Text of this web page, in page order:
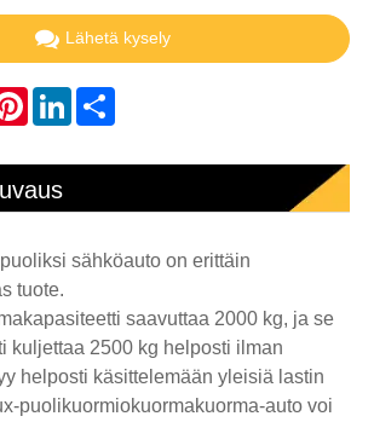
Lähetä kysely
PinterestLinkedIn
sähköauto on erittäin
tuote.
saavuttaa 2000 kg, ja se
kuljettaa 2500 kg helposti ilman
helposti käsittelemään yleisiä lastin
puolikuormiokuormakuorma-auto voi